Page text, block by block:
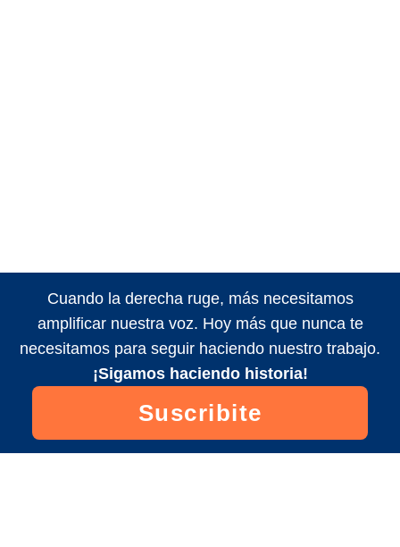
Cuando la derecha ruge, más necesitamos
amplificar nuestra voz. Hoy más que nunca te
necesitamos para seguir haciendo nuestro trabajo.
¡Sigamos haciendo historia!
Suscribite